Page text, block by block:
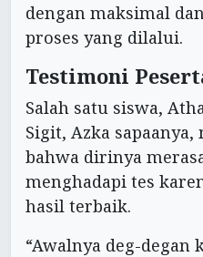
dengan maksimal
proses yang dilalui.
Testimoni
Salah satu siswa,
Sigit, Azka
bahwa dirinya
menghadapi tes
hasil terbaik.
“Awalnya deg-degan